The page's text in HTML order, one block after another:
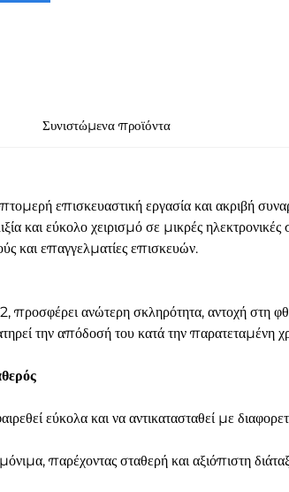
Συνιστώμενα προϊόντα
επισκευαστική εργασία και ακριβή
και εύκολο χειρισμό σε μικρές ηλεκτρονικές
και επαγγελματίες επισκευών.
προσφέρει ανώτερη σκληρότητα, αντοχή στη
την απόδοσή του κατά την παρατεταμένη
εύκολα και να αντικατασταθεί με
παρέχοντας σταθερή και αξιόπιστη